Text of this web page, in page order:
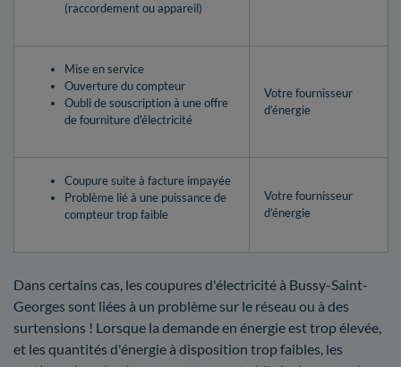
(raccordement ou appareil)
Mise en service
Ouverture du compteur
Oubli de souscription à une offre
de fourniture d'électricité
Votre fournisseur
d’énergie
Coupure suite à facture impayée
Problème lié à une puissance de
compteur trop faible
Votre fournisseur
d’énergie
Dans certains cas, les coupures d'électricité à Bussy-Saint-
Georges sont liées à un problème sur le réseau ou à des
surtensions ! Lorsque la demande en énergie est trop élevée,
et les quantités d'énergie à disposition trop faibles, les